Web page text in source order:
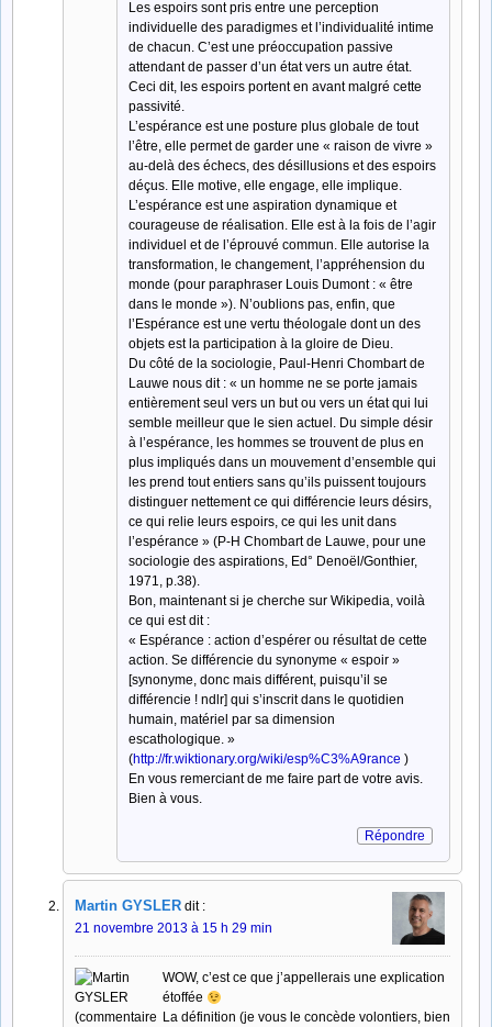
Les espoirs sont pris entre une perception
individuelle des paradigmes et l’individualité intime
de chacun. C’est une préoccupation passive
attendant de passer d’un état vers un autre état.
Ceci dit, les espoirs portent en avant malgré cette
passivité.
L’espérance est une posture plus globale de tout
l’être, elle permet de garder une « raison de vivre »
au-delà des échecs, des désillusions et des espoirs
déçus. Elle motive, elle engage, elle implique.
L’espérance est une aspiration dynamique et
courageuse de réalisation. Elle est à la fois de l’agir
individuel et de l’éprouvé commun. Elle autorise la
transformation, le changement, l’appréhension du
monde (pour paraphraser Louis Dumont : « être
dans le monde »). N’oublions pas, enfin, que
l’Espérance est une vertu théologale dont un des
objets est la participation à la gloire de Dieu.
Du côté de la sociologie, Paul-Henri Chombart de
Lauwe nous dit : « un homme ne se porte jamais
entièrement seul vers un but ou vers un état qui lui
semble meilleur que le sien actuel. Du simple désir
à l’espérance, les hommes se trouvent de plus en
plus impliqués dans un mouvement d’ensemble qui
les prend tout entiers sans qu’ils puissent toujours
distinguer nettement ce qui différencie leurs désirs,
ce qui relie leurs espoirs, ce qui les unit dans
l’espérance » (P-H Chombart de Lauwe, pour une
sociologie des aspirations, Ed° Denoël/Gonthier,
1971, p.38).
Bon, maintenant si je cherche sur Wikipedia, voilà
ce qui est dit :
« Espérance : action d’espérer ou résultat de cette
action. Se différencie du synonyme « espoir »
[synonyme, donc mais différent, puisqu’il se
différencie ! ndlr] qui s’inscrit dans le quotidien
humain, matériel par sa dimension
escathologique. »
(http://fr.wiktionary.org/wiki/esp%C3%A9rance )
En vous remerciant de me faire part de votre avis.
Bien à vous.
Répondre
Martin GYSLER dit :
21 novembre 2013 à 15 h 29 min
WOW, c’est ce que j’appellerais une explication
étoffée
La définition (je vous le concède volontiers, bien